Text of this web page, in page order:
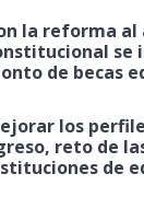
la reforma al
se
de becas
los
reto de
de